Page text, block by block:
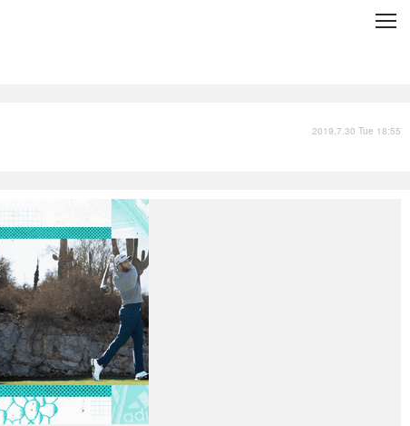
C
まとめ
写真
スポーツ
文化
出版／映画
ファッション
写真
政治
2019.7.30 Tue 18:55